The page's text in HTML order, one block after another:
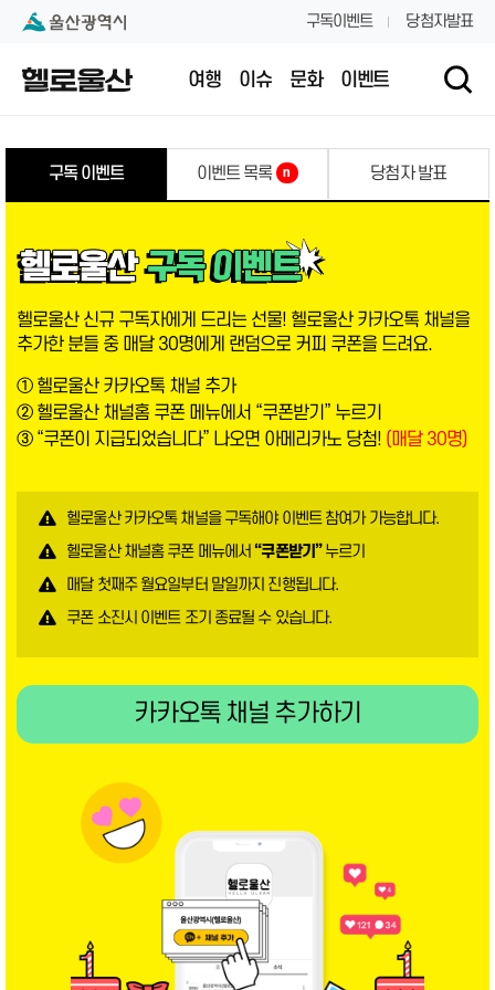
본문 내용 바로가기
대메뉴 바로가기 구독이벤트 당첨자발표
여행 이슈 문화 이벤트
구독 이벤트 이벤트 목록 n 당첨자 발표
헬로울산 신규 구독자에게 드리는 선물! 헬로울산 카카오톡 채널을
추가한 분들 중 매달 30명에게 랜덤으로 커피 쿠폰을 드려요.
① 헬로울산 카카오톡 채널 추가
② 헬로울산 채널홈 쿠폰 메뉴에서 “쿠폰받기” 누르기
③ “쿠폰이 지급되었습니다” 나오면 아메리카노 당첨! (매달 30명)
헬로울산 카카오톡 채널을 구독해야 이벤트 참여가 가능합니다.
헬로울산 채널홈 쿠폰 메뉴에서“쿠폰받기”누르기
매달 첫째주 월요일부터 말일까지 진행됩니다.
쿠폰 소진시 이벤트 조기 종료될 수 있습니다.
카카오톡 채널 추가하기